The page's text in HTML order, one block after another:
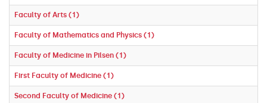
Faculty of Arts (1)
Faculty of Mathematics and Physics (1)
Faculty of Medicine in Pilsen (1)
First Faculty of Medicine (1)
Second Faculty of Medicine (1)